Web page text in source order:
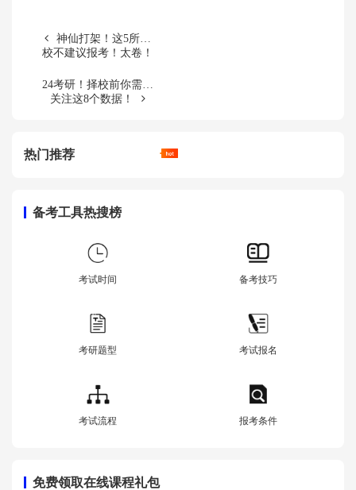
神仙打架！这5所院
校不建议报考！太卷！
24考研！择校前你需要
关注这8个数据！
热门推荐
备考工具热搜榜
考试时间 备考技巧
考研题型 考试报名
考试流程 报考条件
免费领取在线课程礼包